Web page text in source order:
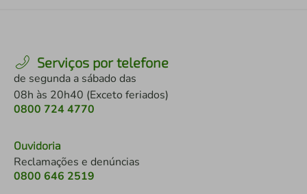
Serviços por telefone
de segunda a sábado das
08h às 20h40 (Exceto feriados)
0800 724 4770
Ouvidoria
Reclamações e denúncias
0800 646 2519